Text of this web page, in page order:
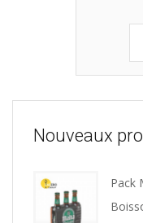
Nouveaux
Pack